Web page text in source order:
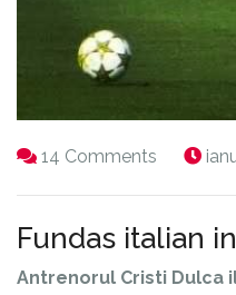
14 Comments
Fundas italian
Antrenorul Cristi Dulca